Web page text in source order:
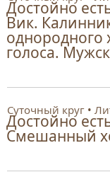
Достойно
Вик.
однородного
голоса.
Суточный круг
Достойно
Смешанный